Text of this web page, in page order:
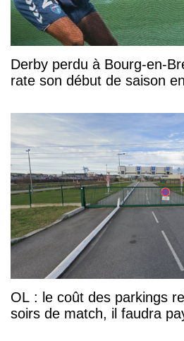
Derby perdu à Bourg-en-
rate son début de saison
OL : le coût des parkings
soirs de match, il faudra